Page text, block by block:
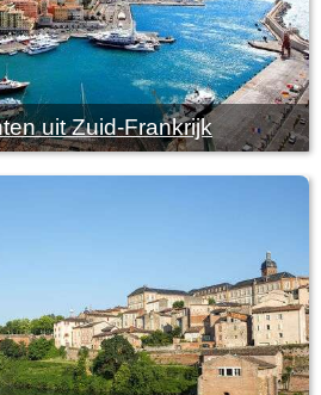
uit Zuid-Frankrijk